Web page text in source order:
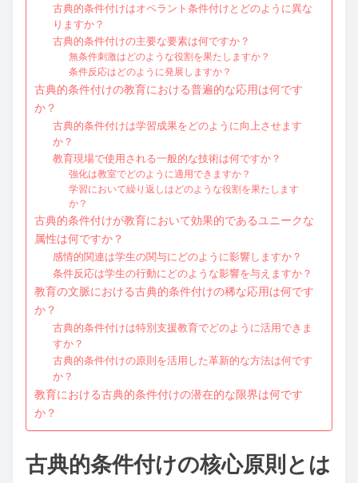
古典的条件付けはオペラント条件付けとどのように異な
りますか？
古典的条件付けの主要な要素は何ですか？
無条件刺激はどのような役割を果たしますか？
条件反応はどのように発展しますか？
古典的条件付けの教育における普遍的な応用は何です
か？
古典的条件付けは学習成果をどのように向上させます
か？
教育現場で使用される一般的な技術は何ですか？
強化は教室でどのように適用できますか？
学習において繰り返しはどのような役割を果たします
か？
古典的条件付けが教育において効果的であるユニークな
属性は何ですか？
感情的関連は学生の関与にどのように影響しますか？
条件反応は学生の行動にどのような影響を与えますか？
教育の文脈における古典的条件付けの稀な応用は何です
か？
古典的条件付けは特別支援教育でどのように活用できま
すか？
古典的条件付けの原則を活用した革新的な方法は何です
か？
教育における古典的条件付けの潜在的な限界は何です
か？
古典的条件付けの核心原則とは